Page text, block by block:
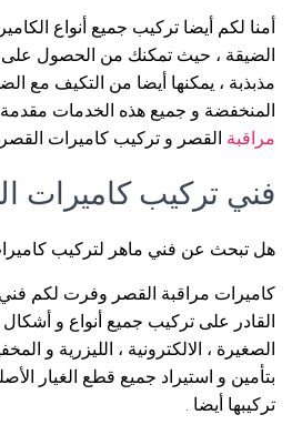
أمنا لكم أيضا تركيب جميع أنواع
الضيقة ، حيث تمكنك من الحصول
مذبذبة ، يمكنها أيضا من التكيف مع
المنخفضة و جميع هذه الخدمات
مراقبة القصر و تركيب كاميرات
فني تركيب كاميرات
هل تبحث عن فني ماهر لتركيب
كاميرات مراقبة القصر وفرت لكم
القادر على تركيب جميع أنواع و أشكال
الصغيرة ، الالكترونية ، الليزرية و
بتأمين و استيراد جميع قطع الغيار
تركيبها أيضا .